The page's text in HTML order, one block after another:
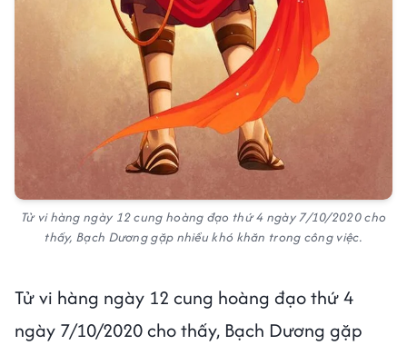
Tử vi hàng ngày 12 cung hoàng đạo thứ 4 ngày 7/10/2020 cho
thấy, Bạch Dương gặp nhiều khó khăn trong công việc.
Tử vi hàng ngày 12 cung hoàng đạo thứ 4
ngày 7/10/2020 cho thấy, Bạch Dương gặp